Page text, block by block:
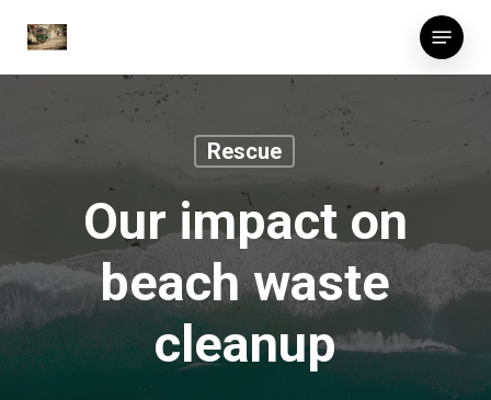
main
content
Menu
Rescue
Our impact on
beach waste
cleanup